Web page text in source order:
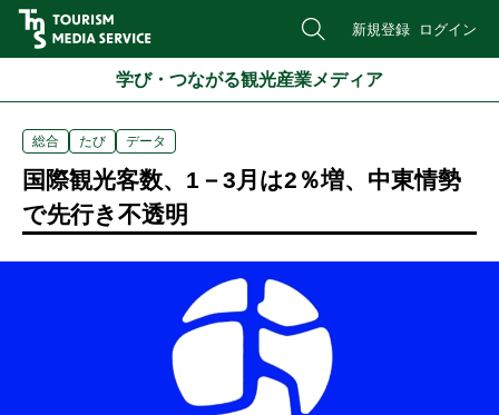
新規登録 ログイン
学び・つながる観光産業メディア
総合 たび データ
国際観光客数、1－3月は2％増、中東情勢
で先行き不透明